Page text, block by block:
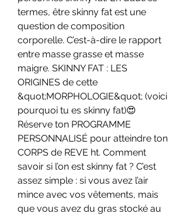
termes, être skinny fat est une
question de composition
corporelle. C’est-à-dire le rapport
entre masse grasse et masse
maigre. SKINNY FAT : LES
ORIGINES de cette
&quot;MORPHOLOGIE&quot; (voici
pourquoi tu es skinny fat)😍
Réserve ton PROGRAMME
PERSONNALISÉ pour atteindre ton
CORPS de REVE ht. Comment
savoir si l’on est skinny fat ? C’est
assez simple : si vous avez l’air
mince avec vos vêtements, mais
que vous avez du gras stocké au